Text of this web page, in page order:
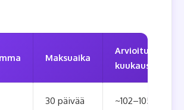
Maksuaika
Arvioitu
kuukausierä
30 päivää ~102–105 €